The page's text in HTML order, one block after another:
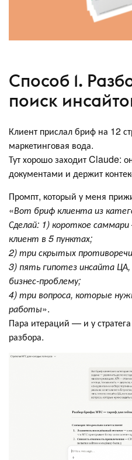
Способ 1.
поиск
Клиент прислал бриф на 12
маркетинговая вода.
Тут хорошо заходит Claude:
документами и держит
Промпт, который у меня
«Вот бриф клиента из
Сделай: 1) короткое
клиент в 5 пунктах;
2) три скрытых
3) пять гипотез инсайта
бизнес-проблему;
4) три вопроса, которые
работы».
Пара итераций — и у стратега
разбора.